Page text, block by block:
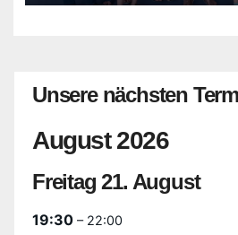
Unsere nächsten
August 2026
Freitag 21. August
19:30 – 22:00